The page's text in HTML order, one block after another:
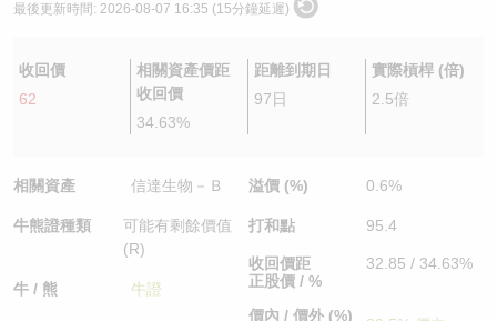
最後更新時間: 2026-08-07 16:35 (15分鐘延遲)
收回價
62
相關資產價距
收回價
34.63%
距離到期日
97日
實際槓桿 (倍)
2.5倍
相關資產 信達生物－Ｂ
牛熊證種類
可能有剩餘價值
(R)
牛 / 熊 牛證
溢價 (%) 0.6%
打和點 95.4
收回價距
正股價 / %
32.85 / 34.63%
價內 / 價外 (%)
牛熊證文件及公告